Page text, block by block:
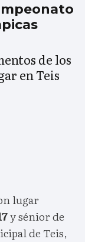
de los
en Teis
lugar
y sénior de
de Teis,